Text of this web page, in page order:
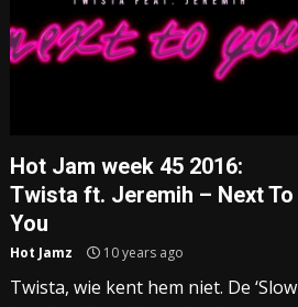
Hot Jam week 45 2016:
Twista ft. Jeremih – Next To
You
Hot Jamz 10 years ago
Twista, wie kent hem niet. De ‘Slow